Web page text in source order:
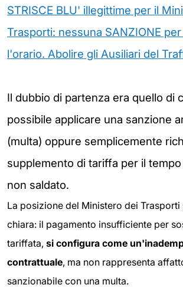
STRISCE BLU' illegittime per il
Trasporti: nessuna SANZIONE
l'orario. Abolire gli Ausiliari del
Il dubbio di partenza era quello di
possibile applicare una sanzione
(multa) oppure semplicemente
supplemento di tariffa per il
non saldato.
La posizione del Ministero dei Trasporti
chiara: il pagamento insufficiente per
tariffata, si configura come
contrattuale, ma non rappresenta
sanzionabile con una multa.